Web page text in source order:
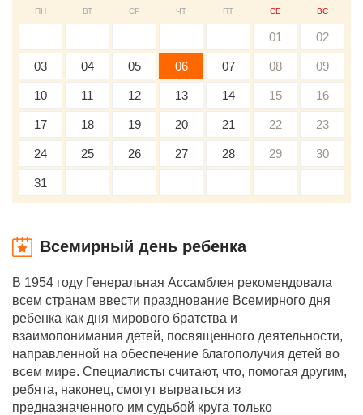
ПН ВТ СР ЧТ ПТ СБ ВС
01 02
03 04 05 06 07 08 09
10 11 12 13 14 15 16
17 18 19 20 21 22 23
24 25 26 27 28 29 30
31
Всемирный день ребенка
В 1954 году Генеральная Ассамблея рекомендовала
всем странам ввести празднование Всемирного дня
ребенка как дня мирового братства и
взаимопонимания детей, посвященного деятельности,
направленной на обеспечение благополучия детей во
всем мире. Специалисты считают, что, помогая другим,
ребята, наконец, смогут вырваться из
предназначенного им судьбой круга только